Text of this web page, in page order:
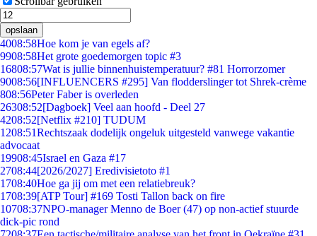
opslaan
4008:58Hoe kom je van egels af?
9908:58Het grote goedemorgen topic #3
16808:57Wat is jullie binnenhuistemperatuur? #81 Horrorzomer
9008:56[INFLUENCERS #295] Van flodderslinger tot Shrek-crème
808:56Peter Faber is overleden
26308:52[Dagboek] Veel aan hoofd - Deel 27
4208:52[Netflix #210] TUDUM
1208:51Rechtszaak dodelijk ongeluk uitgesteld vanwege vakantie
advocaat
19908:45Israel en Gaza #17
2708:44[2026/2027] Eredivisietoto #1
1708:40Hoe ga jij om met een relatiebreuk?
1708:39[ATP Tour] #169 Tosti Tallon back on fire
10708:37NPO-manager Menno de Boer (47) op non-actief stuurde
dick-pic rond